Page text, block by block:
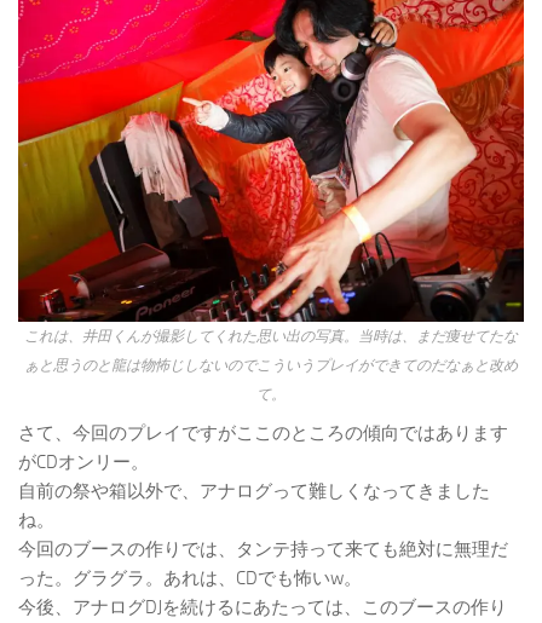
これは、井田くんが撮影してくれた思い出の写真。当時は、まだ痩せてたな
ぁと思うのと龍は物怖じしないのでこういうプレイができてのだなぁと改め
て。
さて、今回のプレイですがここのところの傾向ではあります
がCDオンリー。
自前の祭や箱以外で、アナログって難しくなってきました
ね。
今回のブースの作りでは、タンテ持って来ても絶対に無理だ
った。グラグラ。あれは、CDでも怖いw。
今後、アナログDJを続けるにあたっては、このブースの作り